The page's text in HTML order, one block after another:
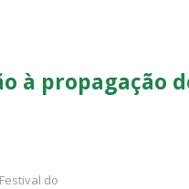
à propagação
do